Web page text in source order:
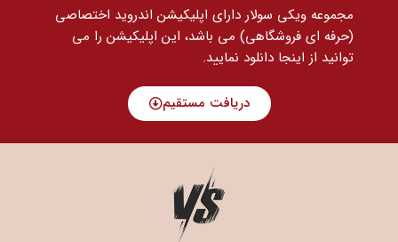
مجموعه ویکی سولار دارای اپلیکیشن اندروید اختصاصی
(حرفه ای فروشگاهی) می باشد، این اپلیکیشن را می
توانید از اینجا دانلود نمایید.
دریافت مستقیم